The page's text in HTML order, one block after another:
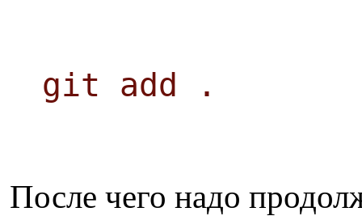
git add .
После чего надо